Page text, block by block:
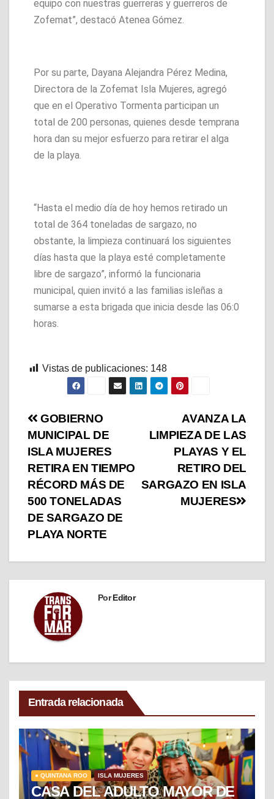
equipo con nuestras guerreras y guerreros de
Zofemat”, destacó Atenea Gómez.
Por su parte, Dayana Alejandra Pérez Medina,
Directora de la Zofemat Isla Mujeres, agregó
que en el Operativo Tormenta participan un
total de 200 personas, quienes desde temprana
hora dan su mejor esfuerzo para retirar el alga
de la playa.
“Hasta el medio día de hoy hemos retirado un
total de 364 toneladas de sargazo, no
obstante, la limpieza continuará los siguientes
días hasta que la playa esté completamente
libre de sargazo”, informó la funcionaria
municipal, quien invitó a las familias isleñas a
sumarse a esta brigada que inicia desde las 06:0
horas.
Vistas de publicaciones: 148
AVANZA LA
LIMPIEZA DE LAS
PLAYAS Y EL
RETIRO DEL
SARGAZO EN ISLA
MUJERES
GOBIERNO
MUNICIPAL DE
ISLA MUJERES
RETIRA EN TIEMPO
RÉCORD MÁS DE
500 TONELADAS
DE SARGAZO DE
PLAYA NORTE
PorEditor
Entrada relacionada
● QUINTANA ROO ISLA MUJERES
CASA DEL ADULTO MAYOR DE